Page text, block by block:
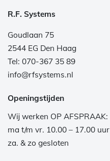
R.F. Systems
Goudlaan 75
2544 EG Den Haag
Tel: 070-367 35 89
info@rfsystems.nl
Openingstijden
Wij werken OP AFSPRAAK:
ma t/m vr. 10.00 – 17.00 uur
za. & zo gesloten